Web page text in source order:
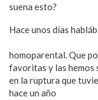
suena esto?
Hace unos días
homoparental. Que
favoritas y las hemos
en la ruptura que
hace un año